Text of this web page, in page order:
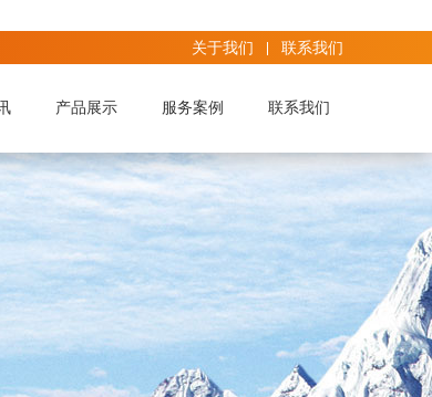
关于我们 联系我们
产品展示 服务案例 联系我们